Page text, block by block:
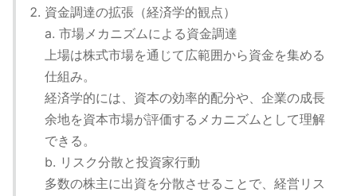
資金調達の拡張（経済学的観点）
a. 市場メカニズムによる資金調達
上場は株式市場を通じて広範囲から資金を集める
仕組み。
経済学的には、資本の効率的配分や、企業の成長
余地を資本市場が評価するメカニズムとして理解
できる。
b. リスク分散と投資家行動
多数の株主に出資を分散させることで、経営リス